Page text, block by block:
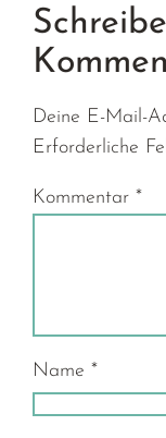
Deine E-Mail-
Erforderliche
Kommentar*
Name*